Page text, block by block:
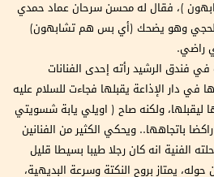
)، فقال له محسن سرحان عماد حمدي
وهو يضحك (أي بس هم تشابهون)
راضي.
فندق الرشيد رأته إحدى الفنانات
في دار الإذاعة يقبلها فجاءت للسلام عليه
ليقبلها، ولكنه صاح ( اويلي يابة شسويتي
باتجاهها.. ويحكي الكثير من الفنانين
الفنية انه كان رجلا طيبا بسيطا قليل
يمتاز بروح النكتة وسرعة البديهية،